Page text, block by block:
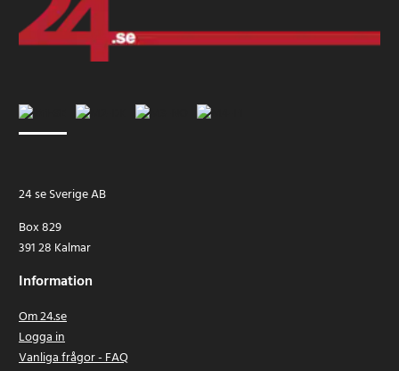
24 se Sverige AB
Box 829
391 28 Kalmar
Information
Om 24.se
Logga in
Vanliga frågor - FAQ